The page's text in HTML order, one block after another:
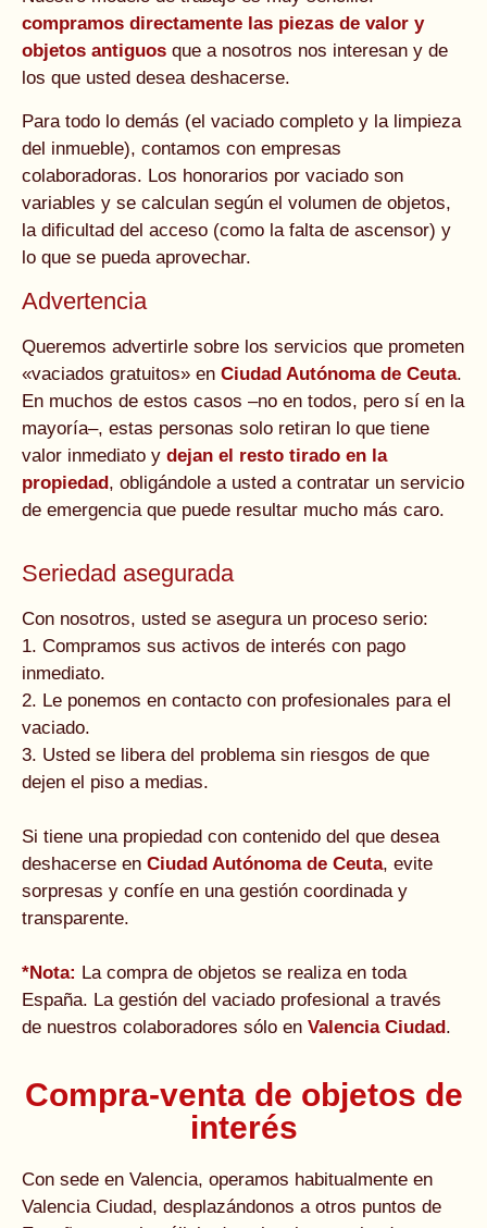
compramos directamente las piezas de valor y
objetos antiguos que a nosotros nos interesan y de
los que usted desea deshacerse.
Para todo lo demás (el vaciado completo y la limpieza
del inmueble), contamos con empresas
colaboradoras. Los honorarios por vaciado son
variables y se calculan según el volumen de objetos,
la dificultad del acceso (como la falta de ascensor) y
lo que se pueda aprovechar.
Advertencia
Queremos advertirle sobre los servicios que prometen
«vaciados gratuitos» en Ciudad Autónoma de Ceuta.
En muchos de estos casos –no en todos, pero sí en la
mayoría–, estas personas solo retiran lo que tiene
valor inmediato y dejan el resto tirado en la
propiedad, obligándole a usted a contratar un servicio
de emergencia que puede resultar mucho más caro.
Seriedad asegurada
Con nosotros, usted se asegura un proceso serio:
1. Compramos sus activos de interés con pago
inmediato.
2. Le ponemos en contacto con profesionales para el
vaciado.
3. Usted se libera del problema sin riesgos de que
dejen el piso a medias.
Si tiene una propiedad con contenido del que desea
deshacerse en Ciudad Autónoma de Ceuta, evite
sorpresas y confíe en una gestión coordinada y
transparente.
*Nota: La compra de objetos se realiza en toda
España. La gestión del vaciado profesional a través
de nuestros colaboradores sólo en Valencia Ciudad.
Compra-venta de objetos de
interés
Con sede en Valencia, operamos habitualmente en
Valencia Ciudad, desplazándonos a otros puntos de